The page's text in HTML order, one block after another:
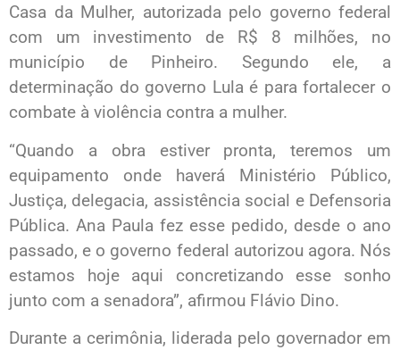
Casa da Mulher, autorizada pelo governo federal
com um investimento de R$ 8 milhões, no
município de Pinheiro. Segundo ele, a
determinação do governo Lula é para fortalecer o
combate à violência contra a mulher.
“Quando a obra estiver pronta, teremos um
equipamento onde haverá Ministério Público,
Justiça, delegacia, assistência social e Defensoria
Pública. Ana Paula fez esse pedido, desde o ano
passado, e o governo federal autorizou agora. Nós
estamos hoje aqui concretizando esse sonho
junto com a senadora”, afirmou Flávio Dino.
Durante a cerimônia, liderada pelo governador em